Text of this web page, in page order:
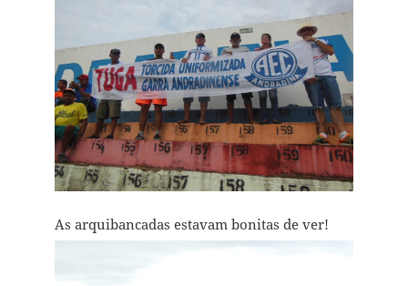
As arquibancadas estavam bonitas de ver!